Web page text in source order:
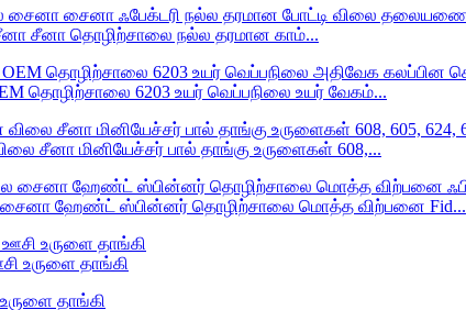
சீனா தொழிற்சாலை நல்ல தரமான காம்...
தொழிற்சாலை 6203 உயர் வெப்பநிலை உயர் வேகம்...
சீனா மினியேச்சர் பால் தாங்கு உருளைகள் 608,...
சைனா ஹேண்ட் ஸ்பின்னர் தொழிற்சாலை மொத்த விற்பனை Fid...
உருளை தாங்கி